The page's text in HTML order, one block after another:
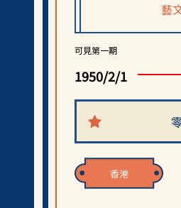
藝
可見第一期
1950/2/1
香港